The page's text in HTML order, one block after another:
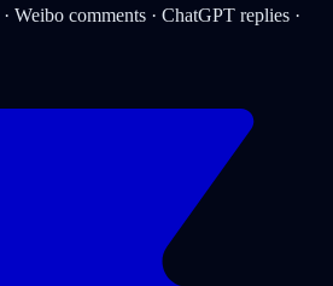
Weibo comments · ChatGPT replies ·